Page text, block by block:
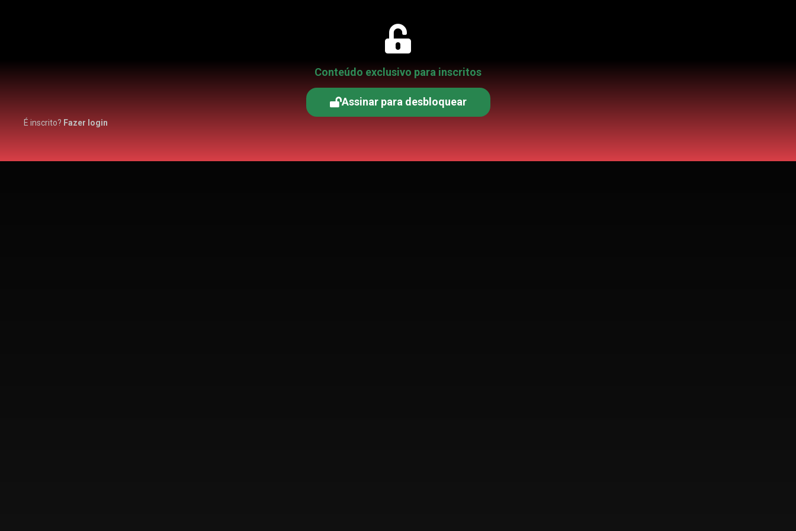
Conteúdo exclusivo para inscritos
Assinar para desbloquear
É inscrito? Fazer login